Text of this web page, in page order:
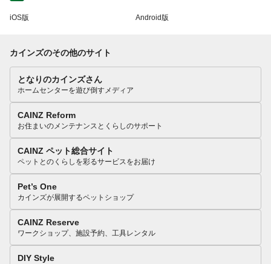
iOS版 Android版
カインズのその他のサイト
となりのカインズさん
ホームセンターを遊び倒すメディア
CAINZ Reform
お住まいのメンテナンスとくらしのサポート
CAINZ ペット総合サイト
ペットとのくらしを彩るサービスをお届け
Pet’s One
カインズが展開するペットショップ
CAINZ Reserve
ワークショップ、施設予約、工具レンタル
DIY Style